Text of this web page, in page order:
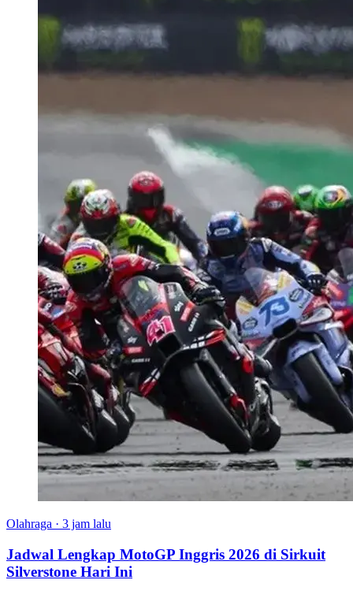
Olahraga · 3 jam lalu
Jadwal Lengkap MotoGP Inggris 2026 di Sirkuit
Silverstone Hari Ini